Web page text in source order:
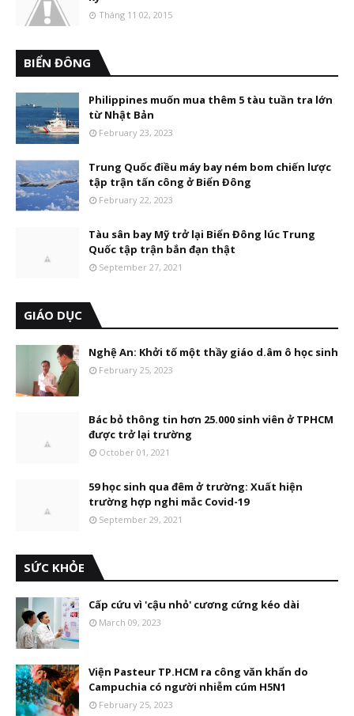
Tháng 11 02, 2015
BIỂN ĐÔNG
Philippines muốn mua thêm 5 tàu tuần tra lớn
từ Nhật Bản
February 23, 2023
Trung Quốc điều máy bay ném bom chiến lược
tập trận tấn công ở Biển Đông
February 22, 2023
Tàu sân bay Mỹ trở lại Biển Đông lúc Trung
Quốc tập trận bắn đạn thật
September 27, 2021
GIÁO DỤC
Nghệ An: Khởi tố một thầy giáo d.âm ô học sinh
February 25, 2023
Bác bỏ thông tin hơn 25.000 sinh viên ở TPHCM
được trở lại trường
October 01, 2021
59 học sinh qua đêm ở trường: Xuất hiện
trường hợp nghi mắc Covid-19
September 29, 2021
SỨC KHỎE
Cấp cứu vì 'cậu nhỏ' cương cứng kéo dài
March 09, 2023
Viện Pasteur TP.HCM ra công văn khẩn do
Campuchia có người nhiễm cúm H5N1
February 25, 2023